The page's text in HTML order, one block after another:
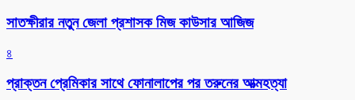
সাতক্ষীরার নতুন জেলা প্রশাসক মিজ কাউসার আজিজ
৪
প্রাক্তন প্রেমিকার সাথে ফোনালাপের পর তরুনের আত্মহত্যা